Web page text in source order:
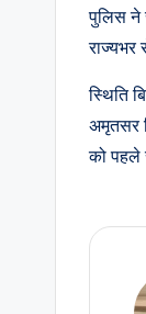
पुलिस ने
राज्यभर
स्थिति
अमृतसर
को पहले